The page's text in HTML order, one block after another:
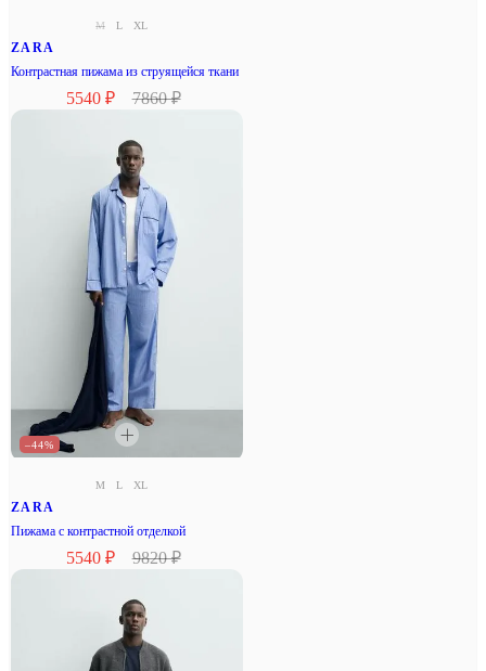
M L XL
ZARA
Контрастная пижама из струящейся ткани
5540 ₽ 7860 ₽
–44%
M L XL
ZARA
Пижама с контрастной отделкой
5540 ₽ 9820 ₽